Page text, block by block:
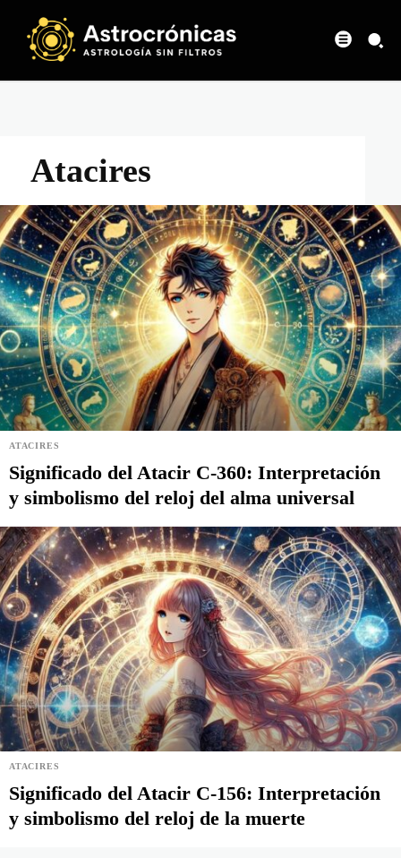
Atacires
ATACIRES
Significado del Atacir C-360: Interpretación
y simbolismo del reloj del alma universal
ATACIRES
Significado del Atacir C-156: Interpretación
y simbolismo del reloj de la muerte